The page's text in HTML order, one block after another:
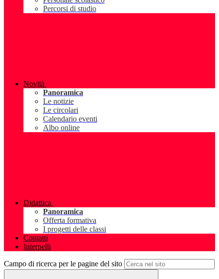
Percorsi di studio
Novità
Panoramica
Le notizie
Le circolari
Calendario eventi
Albo online
Didattica
Panoramica
Offerta formativa
I progetti delle classi
Contatti
Interpelli
Campo di ricerca per le pagine del sito